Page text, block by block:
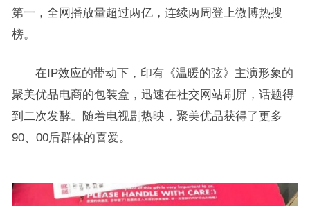
第一，全网播放量超过两亿，连续两周登上微博热搜
榜。
在IP效应的带动下，印有《温暖的弦》主演形象的
聚美优品电商的包装盒，迅速在社交网站刷屏，话题得
到二次发酵。随着电视剧热映，聚美优品获得了更多
90、00后群体的喜爱。